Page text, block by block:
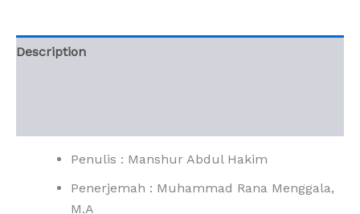
Description
Penulis : Manshur Abdul Hakim
Penerjemah : Muhammad Rana Menggala,
M.A